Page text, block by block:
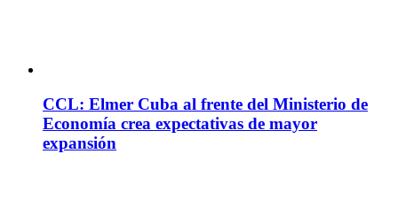
CCL: Elmer Cuba al frente del Ministerio de
Economía crea expectativas de mayor
expansión